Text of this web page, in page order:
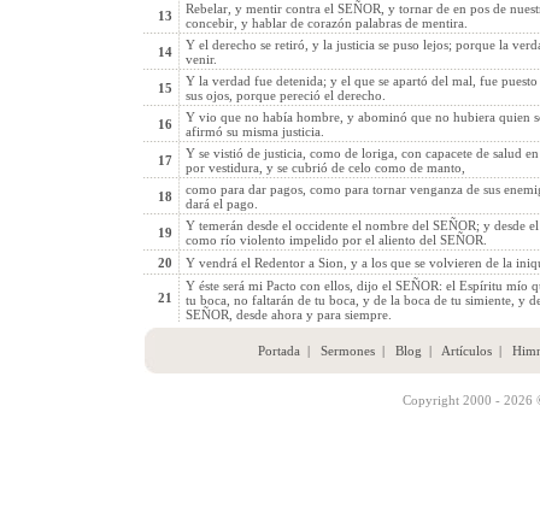
13
Rebelar, y mentir contra el SEÑOR, y tornar de en pos de
concebir, y hablar de corazón palabras de mentira.
14
Y el derecho se retiró, y la justicia se puso lejos; porque la
venir.
15
Y la verdad fue detenida; y el que se apartó del mal, fue
sus ojos, porque pereció el derecho.
16
Y vio que no había hombre, y abominó que no hubiera quien
afirmó su misma justicia.
17
Y se vistió de justicia, como de loriga, con capacete de salud
por vestidura, y se cubrió de celo como de manto,
18
como para dar pagos, como para tornar venganza de sus
dará el pago.
19
Y temerán desde el occidente el nombre del SEÑOR; y desde
como río violento impelido por el aliento del SEÑOR.
20
Y vendrá el Redentor a Sion, y a los que se volvieren de la
21
Y éste será mi Pacto con ellos, dijo el SEÑOR: el Espíritu mío
tu boca, no faltarán de tu boca, y de la boca de tu simiente, y
SEÑOR, desde ahora y para siempre.
Portada | Sermones| Blog | Artículos|
Copyright 2000 - 2026